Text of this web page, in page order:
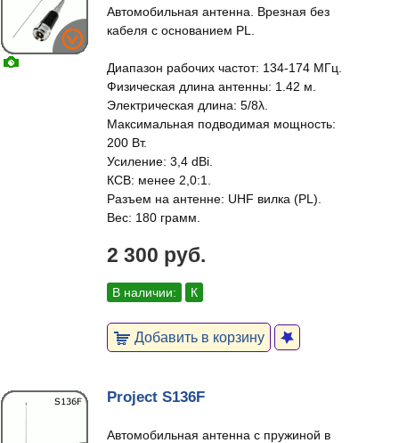
Автомобильная антенна. Врезная без
кабеля с основанием PL.
Диапазон рабочих частот: 134-174 МГц.
Физическая длина антенны: 1.42 м.
Электрическая длина: 5/8λ.
Максимальная подводимая мощность:
200 Вт.
Усиление: 3,4 dBi.
КСВ: менее 2,0:1.
Разъем на антенне: UHF вилка (PL).
Вес: 180 грамм.
2 300 руб.
В наличии: К
Добавить в корзину
Project S136F
Автомобильная антенна с пружиной в